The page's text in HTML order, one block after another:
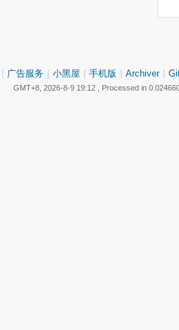
广告服务 小黑屋 手机版 Archiver
GMT+8, 2026-8-9 19:12 , Processed in